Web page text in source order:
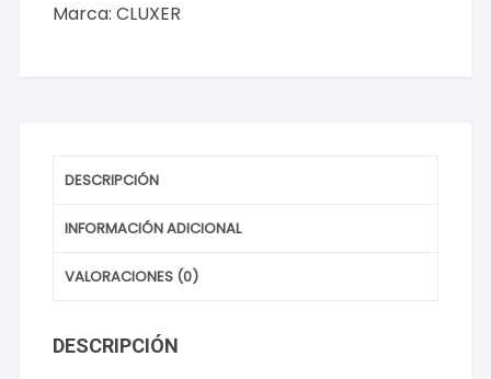
Modelo:
Marca:CLUXER
DESCRIPCIÓN
INFORMACIÓN ADICIONAL
VALORACIONES (0)
DESCRIPCIÓN